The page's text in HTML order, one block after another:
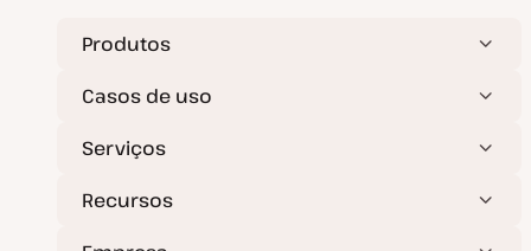
Produtos
Casos de uso
Serviços
Recursos